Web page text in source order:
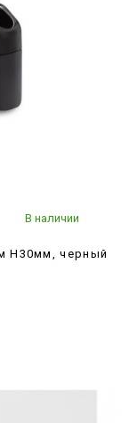
В наличии
H30мм, черный